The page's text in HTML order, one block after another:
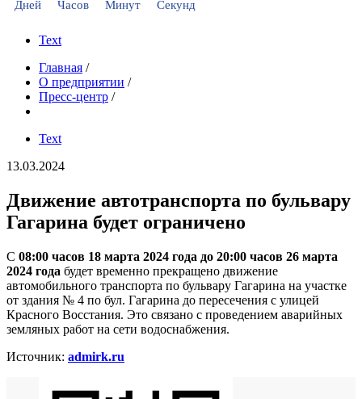
Дней Часов Минут Секунд
Text
Главная /
О предприятии /
Пресс-центр /
Text
13.03.2024
Движение автотранспорта по бульвару
Гагарина будет ограничено
С 08:00 часов 18 марта 2024 года до 20:00 часов 26 марта
2024 года будет временно прекращено движение
автомобильного транспорта по бульвару Гагарина на участке
от здания № 4 по бул. Гагарина до пересечения с улицей
Красного Восстания. Это связано с проведением аварийных
земляных работ на сети водоснабжения.
Источник: admirk.ru